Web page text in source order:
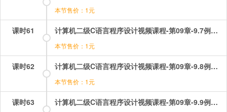
本节售价：1元
课时61 计算机二级C语言程序设计视频课程-第09章-9.7例题讲解（3）.mp4
本节售价：1元
课时62 计算机二级C语言程序设计视频课程-第09章-9.8例题讲解（4）.mp4
本节售价：1元
课时63 计算机二级C语言程序设计视频课程-第09章-9.9例题讲解（5）.mp4